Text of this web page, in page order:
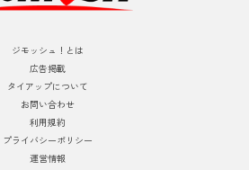
ジモッシュ！とは
広告掲載
タイアップについて
お問い合わせ
利用規約
プライバシーポリシー
運営情報